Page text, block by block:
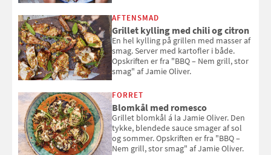
selvstændigt måltid. Opskriften er fra
Louisa Lorangs kogebog "Salat".
AFTENSMAD
Grillet kylling med chili og citron
En hel kylling på grillen med masser af
smag. Server med kartofler i både.
Opskriften er fra "BBQ – Nem grill, stor
smag" af Jamie Oliver.
FORRET
Blomkål med romesco
Grillet blomkål á la Jamie Oliver. Den
tykke, blendede sauce smager af sol
og sommer. Opskriften er fra "BBQ –
Nem grill, stor smag" af Jamie Oliver.